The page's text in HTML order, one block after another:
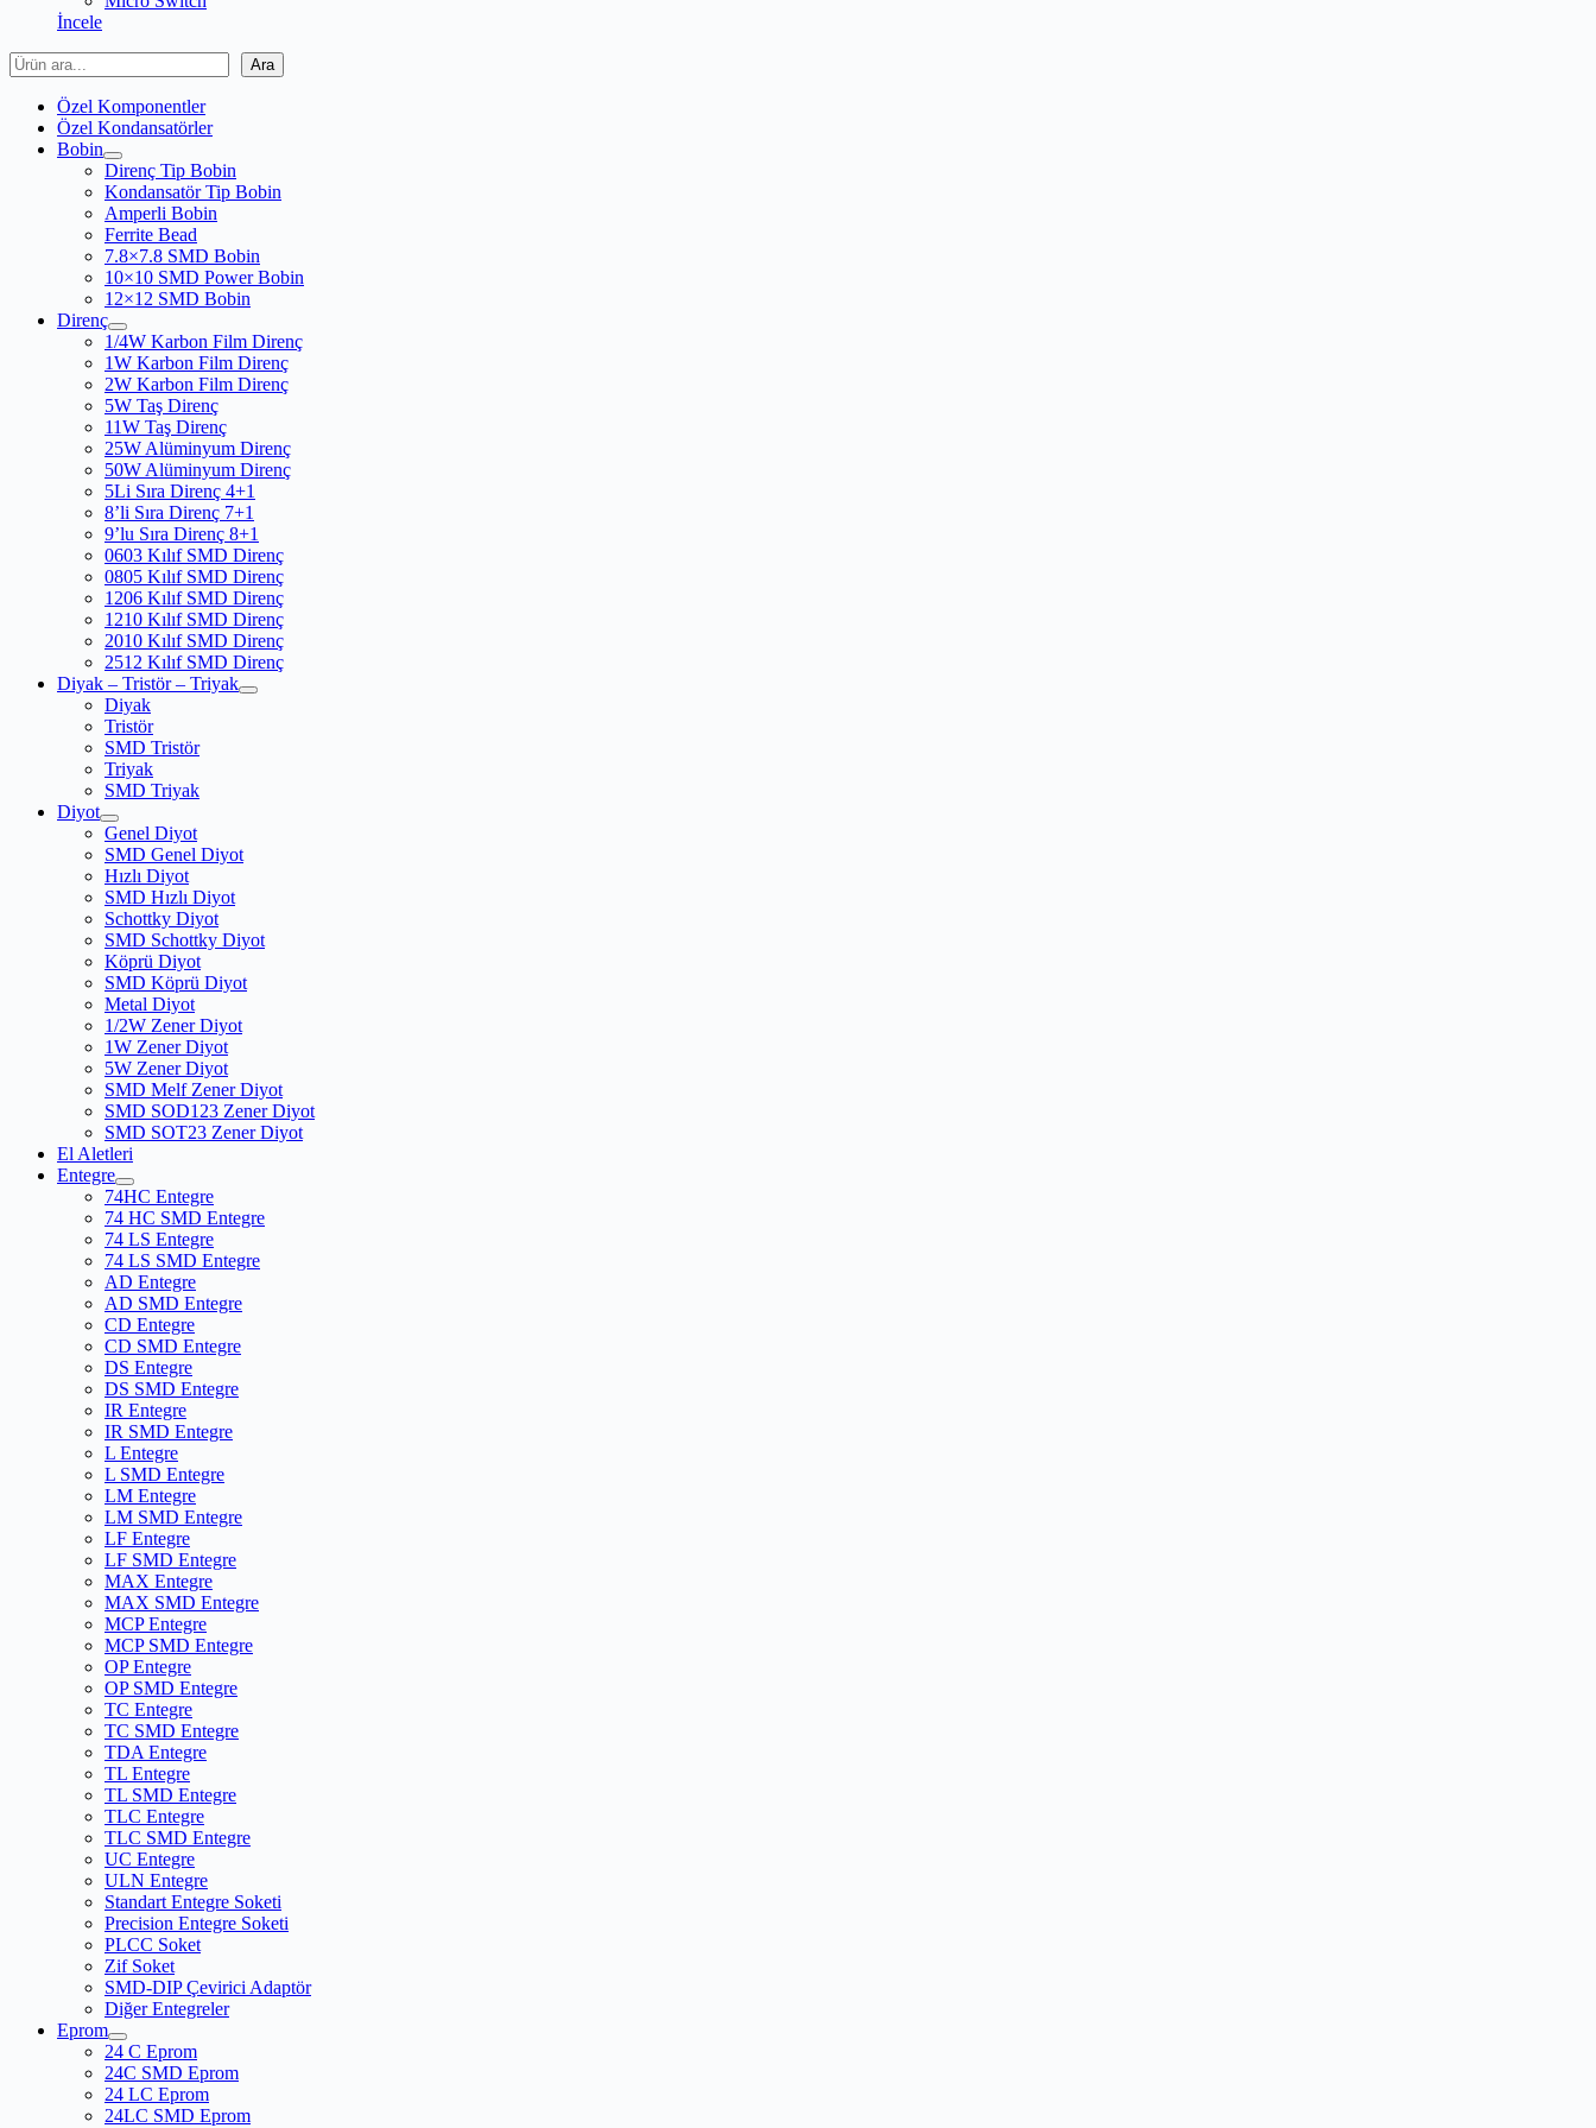
İncele
Ara
Ara
Özel Komponentler
Özel Kondansatörler
Bobin
Direnç Tip Bobin
Kondansatör Tip Bobin
Amperli Bobin
Ferrite Bead
7.8×7.8 SMD Bobin
10×10 SMD Power Bobin
12×12 SMD Bobin
Direnç
1/4W Karbon Film Direnç
1W Karbon Film Direnç
2W Karbon Film Direnç
5W Taş Direnç
11W Taş Direnç
25W Alüminyum Direnç
50W Alüminyum Direnç
5Li Sıra Direnç 4+1
8’li Sıra Direnç 7+1
9’lu Sıra Direnç 8+1
0603 Kılıf SMD Direnç
0805 Kılıf SMD Direnç
1206 Kılıf SMD Direnç
1210 Kılıf SMD Direnç
2010 Kılıf SMD Direnç
2512 Kılıf SMD Direnç
Diyak – Tristör – Triyak
Diyak
Tristör
SMD Tristör
Triyak
SMD Triyak
Diyot
Genel Diyot
SMD Genel Diyot
Hızlı Diyot
SMD Hızlı Diyot
Schottky Diyot
SMD Schottky Diyot
Köprü Diyot
SMD Köprü Diyot
Metal Diyot
1/2W Zener Diyot
1W Zener Diyot
5W Zener Diyot
SMD Melf Zener Diyot
SMD SOD123 Zener Diyot
SMD SOT23 Zener Diyot
El Aletleri
Entegre
74HC Entegre
74 HC SMD Entegre
74 LS Entegre
74 LS SMD Entegre
AD Entegre
AD SMD Entegre
CD Entegre
CD SMD Entegre
DS Entegre
DS SMD Entegre
IR Entegre
IR SMD Entegre
L Entegre
L SMD Entegre
LM Entegre
LM SMD Entegre
LF Entegre
LF SMD Entegre
MAX Entegre
MAX SMD Entegre
MCP Entegre
MCP SMD Entegre
OP Entegre
OP SMD Entegre
TC Entegre
TC SMD Entegre
TDA Entegre
TL Entegre
TL SMD Entegre
TLC Entegre
TLC SMD Entegre
UC Entegre
ULN Entegre
Standart Entegre Soketi
Precision Entegre Soketi
PLCC Soket
Zif Soket
SMD-DIP Çevirici Adaptör
Diğer Entegreler
Eprom
24 C Eprom
24C SMD Eprom
24 LC Eprom
24LC SMD Eprom